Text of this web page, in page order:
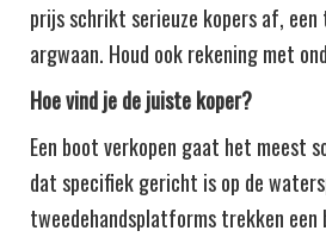
prijs schrikt serieuze kopers af,
argwaan. Houd ook rekening met
Hoe vind je de juiste koper?
Een boot verkopen gaat het meest
dat specifiek gericht is op de
tweedehandsplatforms trekken een